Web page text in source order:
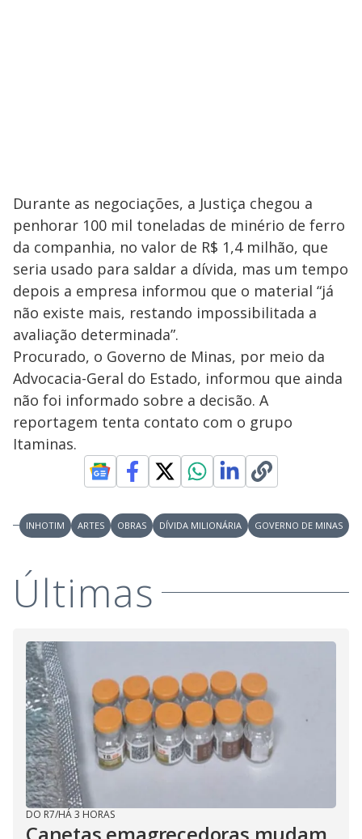
Durante as negociações, a Justiça chegou a
penhorar 100 mil toneladas de minério de ferro
da companhia, no valor de R$ 1,4 milhão, que
seria usado para saldar a dívida, mas um tempo
depois a empresa informou que o material “já
não existe mais, restando impossibilitada a
avaliação determinada”.
Procurado, o Governo de Minas, por meio da
Advocacia-Geral do Estado, informou que ainda
não foi informado sobre a decisão. A
reportagem tenta contato com o grupo
Itaminas.
INHOTIM ARTES OBRAS DÍVIDA MILIONÁRIA GOVERNO DE MINAS
Últimas
DO R7/HÁ 3 HORAS
Canetas emagrecedoras mudam